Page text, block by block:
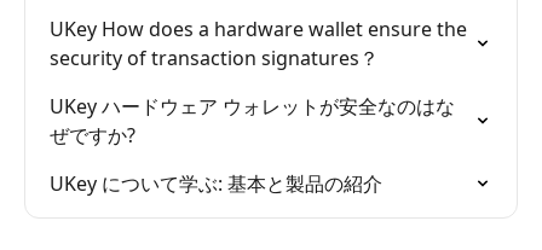
UKey How does a hardware wallet ensure the
security of transaction signatures？
UKey ハードウェア ウォレットが安全なのはな
ぜですか?
UKey について学ぶ: 基本と製品の紹介